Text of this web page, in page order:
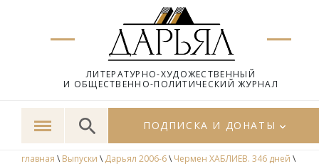
ЛИТЕРАТУРНО-ХУДОЖЕСТВЕННЫЙ
И ОБЩЕСТВЕННО-ПОЛИТИЧЕСКИЙ ЖУРНАЛ
ПОДПИСКА И ДОНАТЫ
главная \ Выпуски \ Дарьял 2006-6\ Чермен ХАБЛИЕВ. 346 дней \